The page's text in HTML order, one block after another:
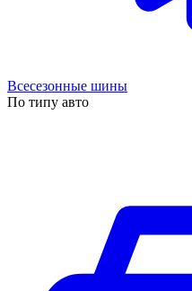
Всесезонные шины
По типу авто